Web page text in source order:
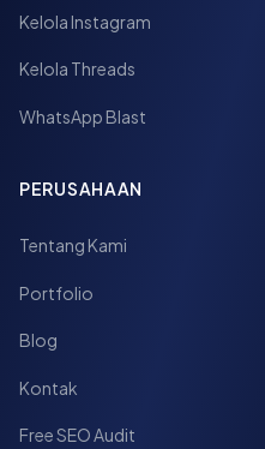
Kelola Instagram
Kelola Threads
WhatsApp Blast
PERUSAHAAN
Tentang Kami
Portfolio
Blog
Kontak
Free SEO Audit